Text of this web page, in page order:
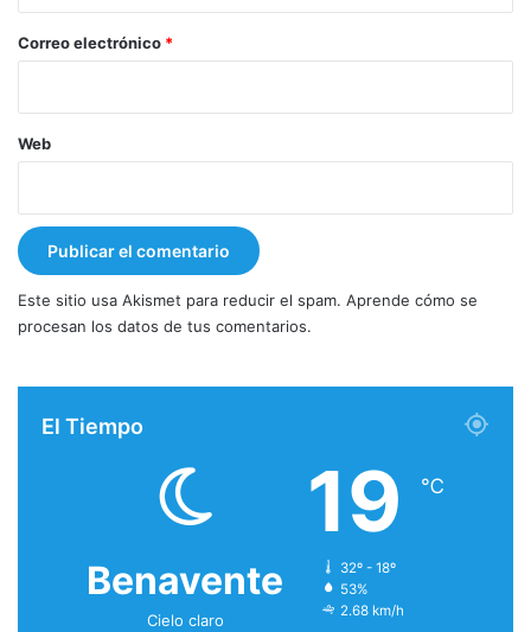
*
Correo electrónico *
Web
Este sitio usa Akismet para reducir el spam. Aprende cómo se
procesan los datos de tus comentarios.
El Tiempo
Benavente
Cielo claro
19 ℃
32º - 18º
53%
2.68 km/h